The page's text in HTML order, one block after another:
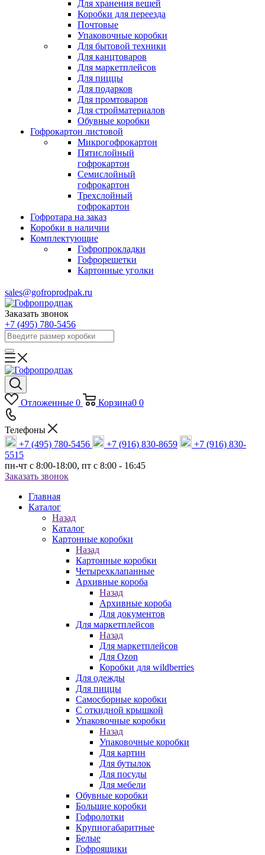
Для хранения вещей
Коробки для переезда
Почтовые
Упаковочные коробки
Для бытовой техники
Для канцтоваров
Для маркетплейсов
Для пиццы
Для подарков
Для промтоваров
Для стройматериалов
Обувные коробки
Гофрокартон листовой
Микрогофрокартон
Пятислойный
гофрокартон
Семислойный
гофрокартон
Трехслойный
гофрокартон
Гофротара на заказ
Коробки в наличии
Комплектующие
Гофропрокладки
Гофрорешетки
Картонные уголки
sales@gofroprodpak.ru
Заказать звонок
+7 (495) 780-5456
Отложенные 0 Корзина0 0
Телефоны
+7 (495) 780-5456
+7 (916) 830-8659
+7 (916) 830-
5515
пн-чт c 8:00-18:00, пт с 8:00 - 16:45
Заказать звонок
Главная
Каталог
Назад
Каталог
Картонные коробки
Назад
Картонные коробки
Четырехклапанные
Архивные короба
Назад
Архивные короба
Для документов
Для маркетплейсов
Назад
Для маркетплейсов
Для Ozon
Коробки для wildberries
Для одежды
Для пиццы
Самосборные коробки
С откидной крышкой
Упаковочные коробки
Назад
Упаковочные коробки
Для картин
Для бутылок
Для посуды
Для мебели
Обувные коробки
Большие коробки
Гофролотки
Крупногабаритные
Белые
Гофроящики